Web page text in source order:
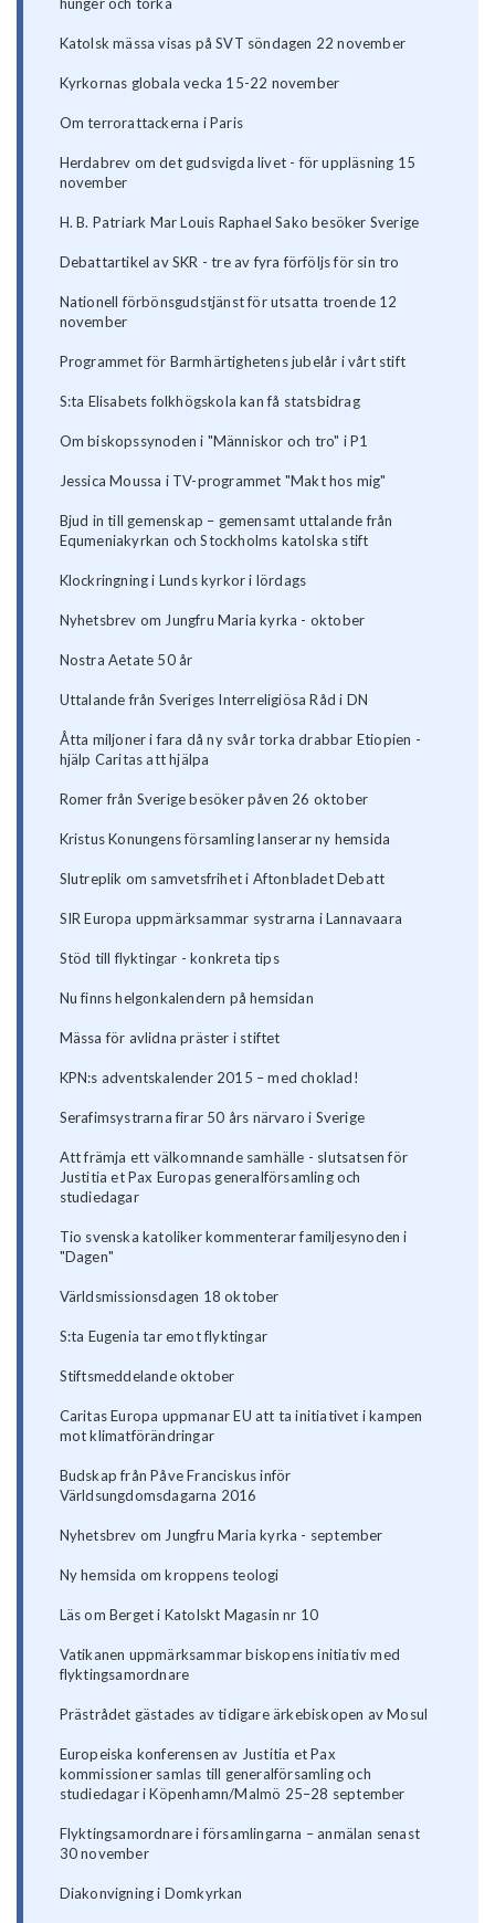
hunger och torka
Katolsk mässa visas på SVT söndagen 22 november
Kyrkornas globala vecka 15-22 november
Om terrorattackerna i Paris
Herdabrev om det gudsvigda livet - för uppläsning 15
november
H. B. Patriark Mar Louis Raphael Sako besöker Sverige
Debattartikel av SKR - tre av fyra förföljs för sin tro
Nationell förbönsgudstjänst för utsatta troende 12
november
Programmet för Barmhärtighetens jubelår i vårt stift
S:ta Elisabets folkhögskola kan få statsbidrag
Om biskopssynoden i "Människor och tro" i P1
Jessica Moussa i TV-programmet "Makt hos mig"
Bjud in till gemenskap – gemensamt uttalande från
Equmeniakyrkan och Stockholms katolska stift
Klockringning i Lunds kyrkor i lördags
Nyhetsbrev om Jungfru Maria kyrka - oktober
Nostra Aetate 50 år
Uttalande från Sveriges Interreligiösa Råd i DN
Åtta miljoner i fara då ny svår torka drabbar Etiopien -
hjälp Caritas att hjälpa
Romer från Sverige besöker påven 26 oktober
Kristus Konungens församling lanserar ny hemsida
Slutreplik om samvetsfrihet i Aftonbladet Debatt
SIR Europa uppmärksammar systrarna i Lannavaara
Stöd till flyktingar - konkreta tips
Nu finns helgonkalendern på hemsidan
Mässa för avlidna präster i stiftet
KPN:s adventskalender 2015 – med choklad!
Serafimsystrarna firar 50 års närvaro i Sverige
Att främja ett välkomnande samhälle - slutsatsen för
Justitia et Pax Europas generalförsamling och
studiedagar
Tio svenska katoliker kommenterar familjesynoden i
"Dagen"
Världsmissionsdagen 18 oktober
S:ta Eugenia tar emot flyktingar
Stiftsmeddelande oktober
Caritas Europa uppmanar EU att ta initiativet i kampen
mot klimatförändringar
Budskap från Påve Franciskus inför
Världsungdomsdagarna 2016
Nyhetsbrev om Jungfru Maria kyrka - september
Ny hemsida om kroppens teologi
Läs om Berget i Katolskt Magasin nr 10
Vatikanen uppmärksammar biskopens initiativ med
flyktingsamordnare
Prästrådet gästades av tidigare ärkebiskopen av Mosul
Europeiska konferensen av Justitia et Pax
kommissioner samlas till generalförsamling och
studiedagar i Köpenhamn/Malmö 25–28 september
Flyktingsamordnare i församlingarna – anmälan senast
30 november
Diakonvigning i Domkyrkan